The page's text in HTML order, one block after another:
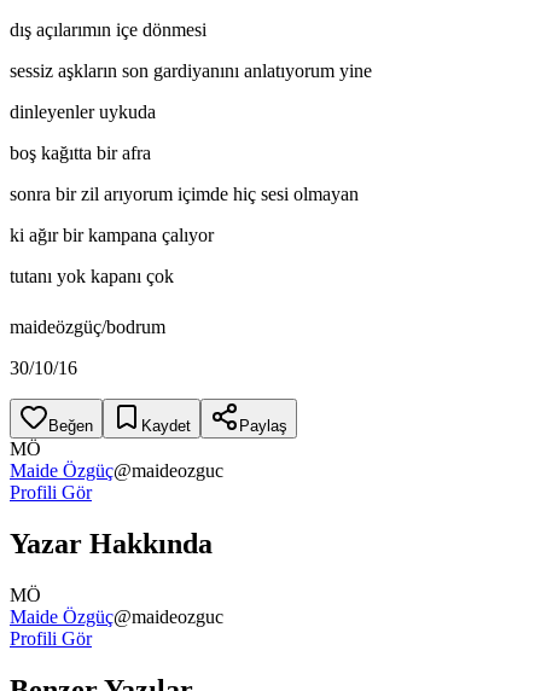
dış açılarımın içe dönmesi
sessiz aşkların son gardiyanını anlatıyorum yine
dinleyenler uykuda
boş kağıtta bir afra
sonra bir zil arıyorum içimde hiç sesi olmayan
ki ağır bir kampana çalıyor
tutanı yok kapanı çok
maideözgüç/bodrum
30/10/16
Beğen Kaydet Paylaş
MÖ
Maide Özgüç@maideozguc
Profili Gör
Yazar Hakkında
MÖ
Maide Özgüç@maideozguc
Profili Gör